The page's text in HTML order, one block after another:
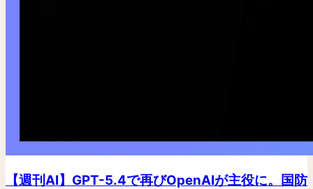
【週刊AI】GPT-5.4で再びOpenAIが主役に。国防